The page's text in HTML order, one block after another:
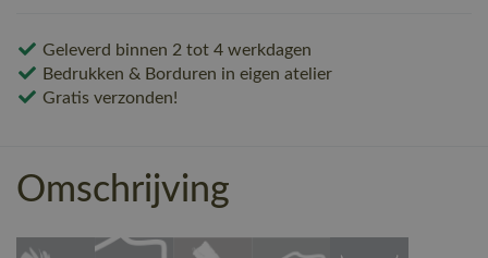
Geleverd binnen 2 tot 4 werkdagen
Bedrukken & Borduren in eigen atelier
Gratis verzonden!
Omschrijving